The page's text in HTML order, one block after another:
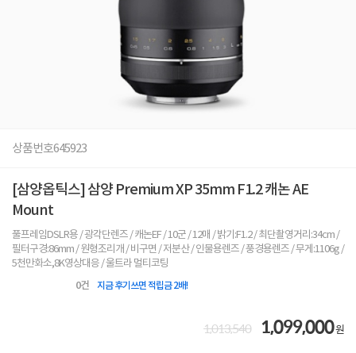
상품번호645923
[삼양옵틱스] 삼양 Premium XP 35mm F1.2 캐논 AE
Mount
풀프레임DSLR용 / 광각단렌즈 / 캐논EF / 10군 / 12매 / 밝기:F1.2 / 최단촬영거리:34cm /
필터구경:86mm / 원형조리개 / 비구면 / 저분산 / 인물용렌즈 / 풍경용렌즈 / 무게:1106g /
5천만화소,8K영상대응 / 울트라 멀티코팅
0건 지금 후기쓰면 적립금 2배!
1,013,540 1,099,000원